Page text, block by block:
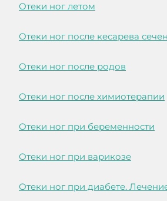
Отеки ног летом
Отеки ног после кесарева
Отеки ног после родов
Отеки ног после химиотерапии
Отеки ног при беременности
Отеки ног при варикозе
Отеки ног при диабете.